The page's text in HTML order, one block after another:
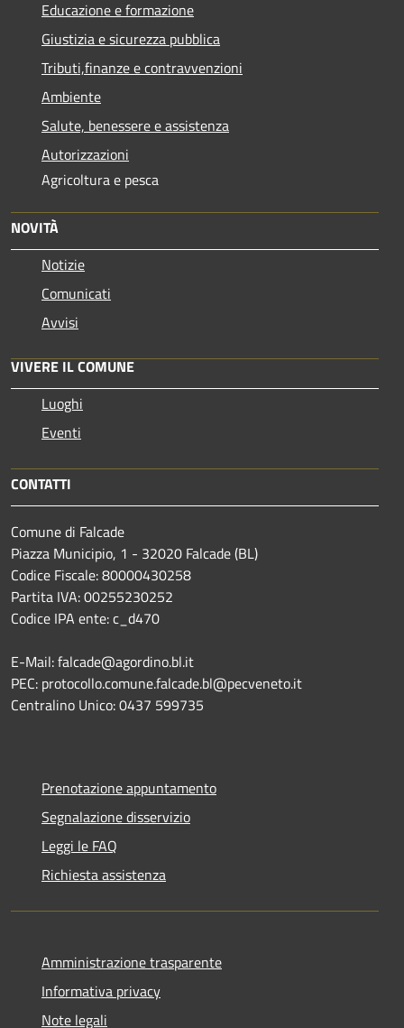
Educazione e formazione
Giustizia e sicurezza pubblica
Tributi,finanze e contravvenzioni
Ambiente
Salute, benessere e assistenza
Autorizzazioni
Agricoltura e pesca
NOVITÀ
Notizie
Comunicati
Avvisi
VIVERE IL COMUNE
Luoghi
Eventi
CONTATTI
Comune di Falcade
Piazza Municipio, 1 - 32020 Falcade (BL)
Codice Fiscale: 80000430258
Partita IVA: 00255230252
Codice IPA ente: c_d470
E-Mail: falcade@agordino.bl.it
PEC: protocollo.comune.falcade.bl@pecveneto.it
Centralino Unico: 0437 599735
Prenotazione appuntamento
Segnalazione disservizio
Leggi le FAQ
Richiesta assistenza
Amministrazione trasparente
Informativa privacy
Note legali